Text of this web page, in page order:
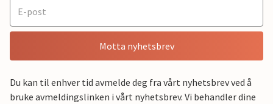
Motta nyhetsbrev
Du kan til enhver tid avmelde deg fra vårt nyhetsbrev ved å
bruke avmeldingslinken i vårt nyhetsbrev. Vi behandler dine